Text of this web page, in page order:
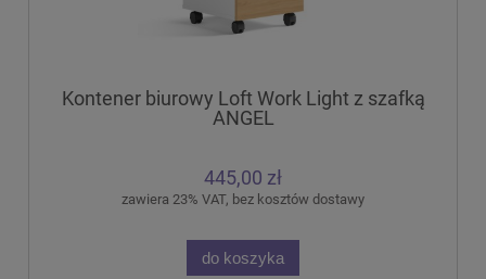
Kontener biurowy Loft Work Light z szafką
ANGEL
445,00 zł
zawiera 23% VAT, bez kosztów dostawy
do koszyka